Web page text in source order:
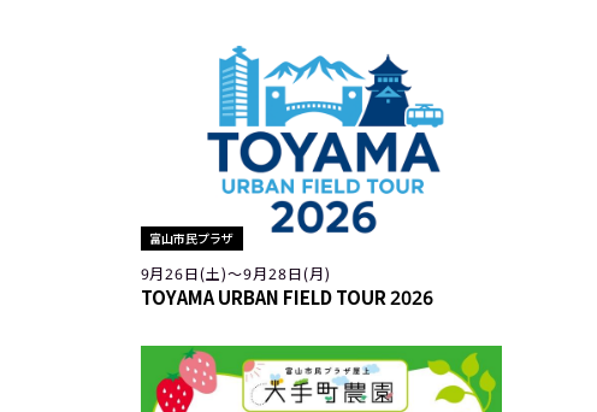
富山市民プラザ
9月26日(土)〜9月28日(月)
TOYAMA URBAN FIELD TOUR 2026